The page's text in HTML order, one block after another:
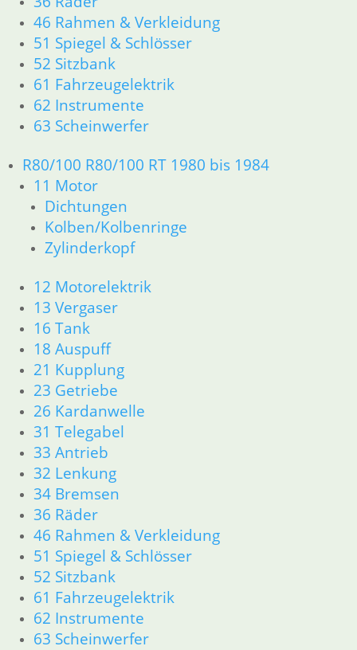
46 Rahmen & Verkleidung
51 Spiegel & Schlösser
52 Sitzbank
61 Fahrzeugelektrik
62 Instrumente
63 Scheinwerfer
R80/100 R80/100 RT 1980 bis 1984
11 Motor
Dichtungen
Kolben/Kolbenringe
Zylinderkopf
12 Motorelektrik
13 Vergaser
16 Tank
18 Auspuff
21 Kupplung
23 Getriebe
26 Kardanwelle
31 Telegabel
33 Antrieb
32 Lenkung
34 Bremsen
36 Räder
46 Rahmen & Verkleidung
51 Spiegel & Schlösser
52 Sitzbank
61 Fahrzeugelektrik
62 Instrumente
63 Scheinwerfer
16 Tank
18 Auspuff
21 Kupplung
23 Getriebe
31 Telegabel
32 Lenkung
33 Antrieb
36 Räder
46 Rahmen Verkleidung R25/3
51 Spiegel & Schlösser
61 Fahrzeugelektrik
62 Instrumente
63 Scheinwerfer
11 Motor
Dichtungen
Zylinderkopf r26-r27
12 Motorelektrik
13 Vergaser
16 Tank
18 Auspuff
21 Kupplung
23 Getriebe
26 Kardanwelle
31 Telegabel
32 Lenkung
33 Antrieb
34 Bremsen
36 Räder
46 Rahmen & Verkleidung R26 R27
51 Spiegel & Schlösser
61 Fahrzeugelektrik
62 Instrumente
63 Scheinwerfer